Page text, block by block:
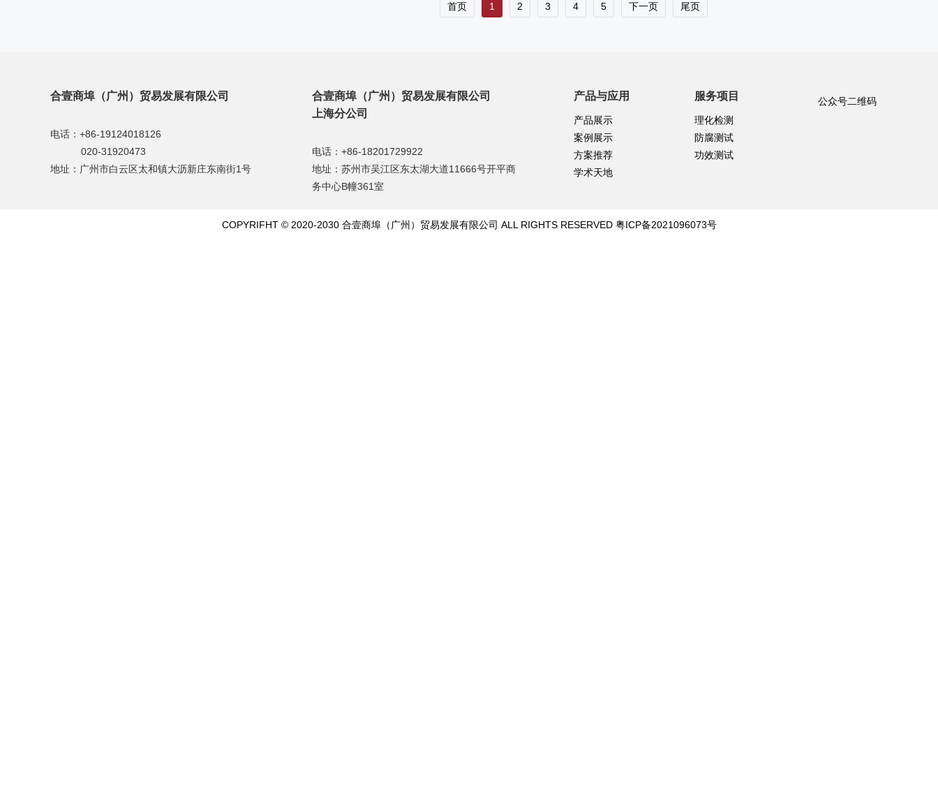
首页 1 2 3 4 5 下一页 尾页
合壹商埠（广州）贸易发展有限公司
电话：+86-19124018126
020-31920473
地址：广州市白云区太和镇大沥新庄东南街1号
合壹商埠（广州）贸易发展有限公司
上海分公司
电话：+86-18201729922
地址：苏州市吴江区东太湖大道11666号开平商
务中心B幢361室
产品与应用
产品展示
案例展示
方案推荐
学术天地
服务项目
理化检测
防腐测试
功效测试
公众号二维码
COPYRIFHT © 2020-2030 合壹商埠（广州）贸易发展有限公司 ALL RIGHTS RESERVED 粤ICP备2021096073号